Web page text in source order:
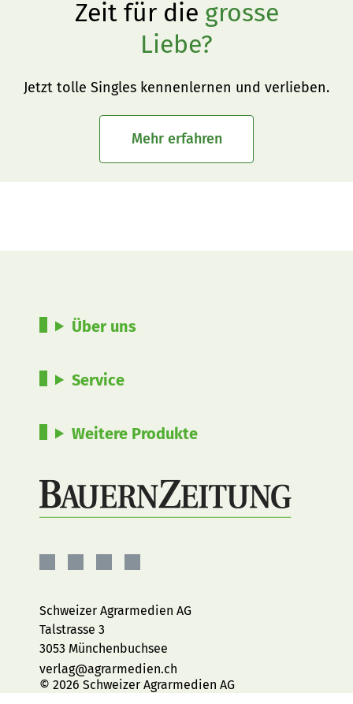
Zeit für die grosse
Liebe?
Jetzt tolle Singles kennenlernen und verlieben.
Mehr erfahren
Über uns
Service
Weitere Produkte
Facebook
Instagram
YouTubeLinkedIn
Schweizer Agrarmedien AG
Talstrasse 3
3053 Münchenbuchsee
verlag@agrarmedien.ch
© 2026 Schweizer Agrarmedien AG